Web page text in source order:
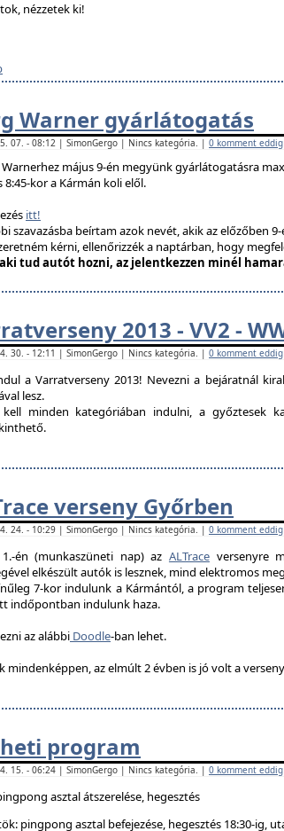
nézzetek ki!
Warner gyárlátogatás
07. - 08:12 | SimonGergo | Nincs kategória. | 0 komment eddig
május 9-én megyünk gyárlátogatásra
8:45-kor a Kármán koli elől.
itt!
szavazásba beírtam azok nevét, akik az előzőben
kérni, ellenőrizzék a naptárban, hogy
tud autót hozni, az jelentkezzen minél
2013 - VV2 -
30. - 12:11 | SimonGergo | Nincs kategória. | 0 komment eddig
a Varratverseny 2013! Nevezni a bejáratnál
lesz.
minden kategóriában indulni, a győztesek
verseny Győrben
24. - 10:29 | SimonGergo | Nincs kategória. | 0 komment eddig
én (munkaszüneti nap) az ALTraceversenyre
elkészült autók is lesznek, mind elektromos
7-kor indulunk a Kármántól, a program
indőpontban indulunk haza.
az alábbi Doodle-ban lehet.
mindenképpen, az elmúlt 2 évben is jó volt a
program
15. - 06:24 | SimonGergo | Nincs kategória. | 0 komment eddig
asztal átszerelése, hegesztés
pingpong asztal befejezése, hegesztés 18:30-ig,